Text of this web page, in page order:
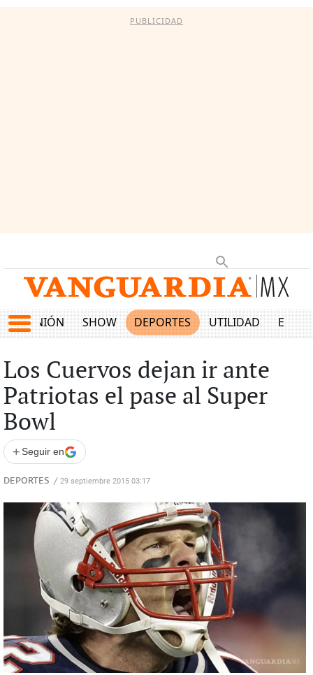
PUBLICIDAD
OPINIÓN SHOW DEPORTES UTILIDAD
Los Cuervos dejan ir ante
Patriotas el pase al Super
Bowl
+ Seguir en
DEPORTES / 29 septiembre 2015 03:17